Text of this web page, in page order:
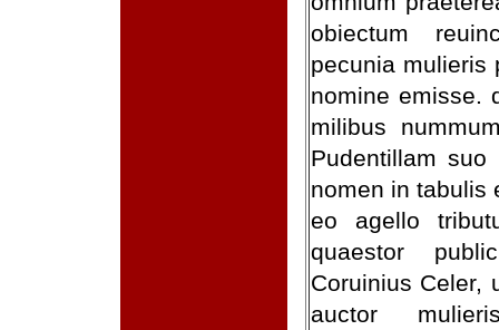
obiectum
pecunia mulieris
nomine emisse.
milibus
Pudentillam suo
nomen in tabulis
eo agello
quaestor
Coruinius Celer,
auctor